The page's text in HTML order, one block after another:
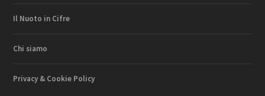
Il Nuoto in Cifre
Chi siamo
Privacy & Cookie Policy